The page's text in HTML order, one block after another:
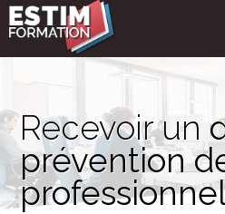
Recevoir un
prévention